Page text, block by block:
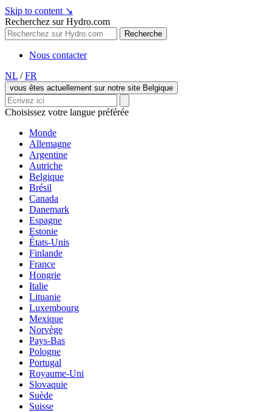
Skip to content ↘
Recherchez sur Hydro.com
Recherche
Nous contacter
NL / FR
vous êtes actuellement sur notre site Belgique
Choisissez votre langue préférée
Monde
Allemagne
Argentine
Autriche
Belgique
Brésil
Canada
Danemark
Espagne
Estonie
États-Unis
Finlande
France
Hongrie
Italie
Lituanie
Luxembourg
Mexique
Norvège
Pays-Bas
Pologne
Portugal
Royaume-Uni
Slovaquie
Suède
Suisse